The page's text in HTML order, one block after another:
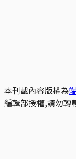
本刊載內容版權為
編輯部授權,請勿轉